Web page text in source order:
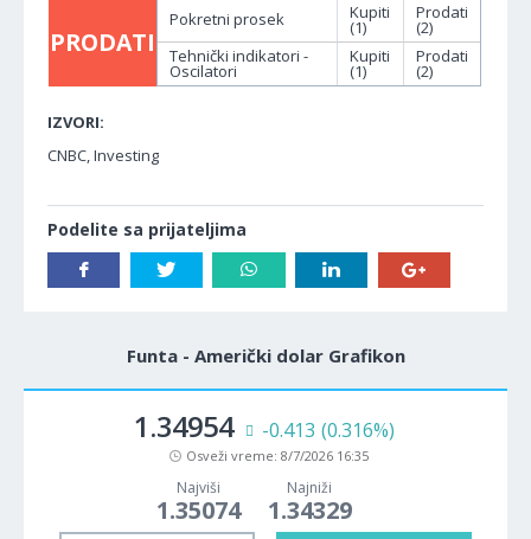
PRODATI
Pokretni prosek Kupiti
(1)
Prodati
(2)
Tehnički indikatori -
Oscilatori
Kupiti
(1)
Prodati
(2)
IZVORI:
CNBC, Investing
Podelite sa prijateljima
Funta - Američki dolar Grafikon
1.34954 -0.413 (0.316%)
Osveži vreme: 8/7/2026 16:35
Najviši
1.35074
Najniži
1.34329